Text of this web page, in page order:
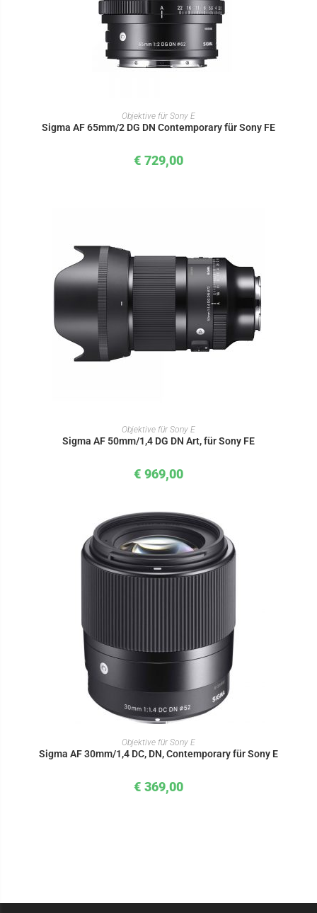
IN DEN WARENKORB
Objektive für Sony E
Sigma AF 65mm/2 DG DN Contemporary für Sony FE
€ 729,00
IN DEN WARENKORB
Objektive für Sony E
Sigma AF 50mm/1,4 DG DN Art, für Sony FE
€ 969,00
IN DEN WARENKORB
Objektive für Sony E
Sigma AF 30mm/1,4 DC, DN, Contemporary für Sony E
€ 369,00